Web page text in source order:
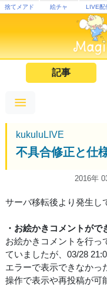
捨てメアド 絵チャ LIVE配
記事
kukuluLIVE
不具合修正と仕
2016年
サーバ移転後より発生し
・お絵かきコメントがで
お絵かきコメントを行っ
ていましたが、03/28
エラーで表示できなかっ
操作で表示や再投稿が可